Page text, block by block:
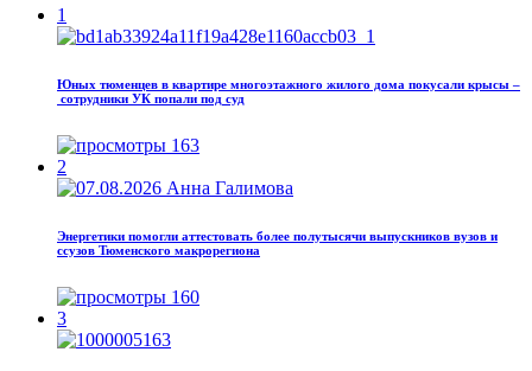
1
Юных тюменцев в квартире многоэтажного жилого дома покусали крысы –
сотрудники УК попали под суд
163
2
Энергетики помогли аттестовать более полутысячи выпускников вузов и
ссузов Тюменского макрорегиона
160
3